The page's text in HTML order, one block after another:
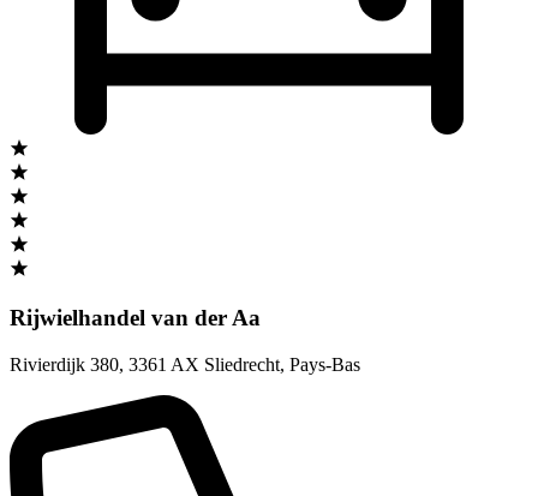
Rijwielhandel van der Aa
Rivierdijk 380, 3361 AX Sliedrecht, Pays-Bas